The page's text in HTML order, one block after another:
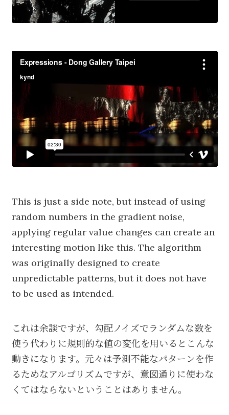
This is just a side note, but instead of using
random numbers in the gradient noise,
applying regular value changes can create an
interesting motion like this. The algorithm
was originally designed to create
unpredictable patterns, but it does not have
to be used as intended.
これは余談ですが、勾配ノイズでランダムな数を
使う代わりに規則的な値の変化を用いるとこんな
動きになります。元々は予測不能なパターンを作
るためなアルゴリズムですが、意図通りに使わな
くてはならないということはありません。